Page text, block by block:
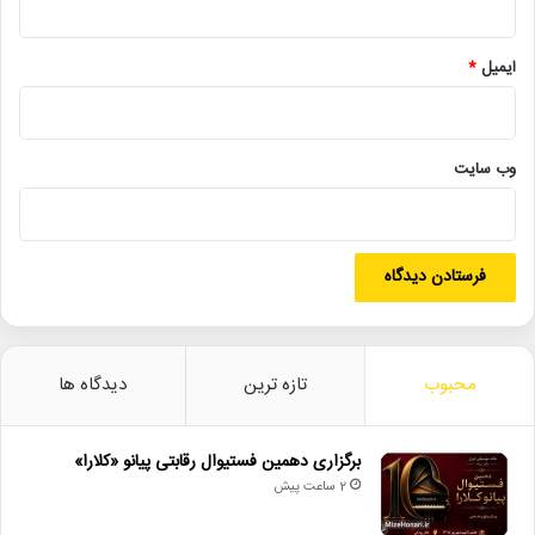
هیئت انتخاب بخش کودک، متشکل از ابوذر جلالی، امیر رجب‌پور و
مرسده پیشه‌ور، آثار برگزیده را معرفی کردند که شامل موارد زیر است:
۲. «چهار خوان» به کارگردانی دلارام بیگی از آستانه اشرفیه
۳. «قصه‌های این خمره حکایت یه عمره» به کارگردانی امیرحسین
انصافی از لواسان
۵. «شهر آرزوها» به کارگردانی آرمین دزفولی‌زاده از کرمانشاه
۷. «تی‌تی و صندوقچه آرزوها» به کارگردانی محسن پورنظری از رودسر
نتایج بخش مسابقه استانی:
ایمیل*
وب‌ سایت
محبوب تازه ترین دیدگاه ها
برگزاری دهمین فستیوال رقابتی پیانو «کلارا»
2 ساعت پیش